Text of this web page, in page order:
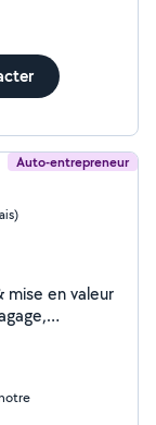
Auto-entrepreneur
mise en valeur